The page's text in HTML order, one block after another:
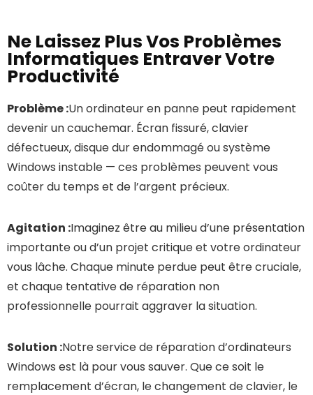
Ne Laissez Plus Vos Problèmes
Informatiques Entraver Votre
Productivité
Problème :Un ordinateur en panne peut rapidement
devenir un cauchemar. Écran fissuré, clavier
défectueux, disque dur endommagé ou système
Windows instable — ces problèmes peuvent vous
coûter du temps et de l’argent précieux.
Agitation :Imaginez être au milieu d’une présentation
importante ou d’un projet critique et votre ordinateur
vous lâche. Chaque minute perdue peut être cruciale,
et chaque tentative de réparation non
professionnelle pourrait aggraver la situation.
Solution :Notre service de réparation d’ordinateurs
Windows est là pour vous sauver. Que ce soit le
remplacement d’écran, le changement de clavier, le